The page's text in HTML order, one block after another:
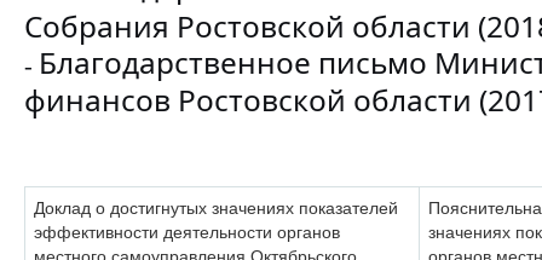
Собрания Ростовской области
- Благодарственное письмо
финансов Ростовской области
Доклад о достигнутых значениях показателей
эффективности деятельности органов
значениях